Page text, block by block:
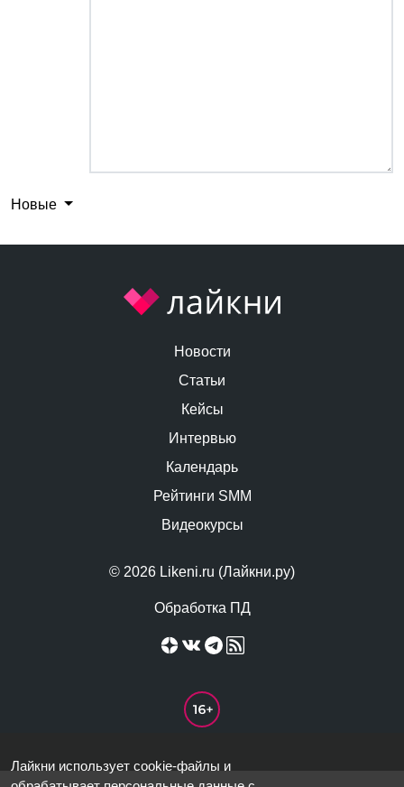
Новые
© 2026 Likeni.ru (Лайкни.ру)
Обработка ПД
Новости
Статьи
Кейсы
Интервью
Календарь
Рейтинги SMM
Видеокурсы
Лайкни использует cookie-файлы и